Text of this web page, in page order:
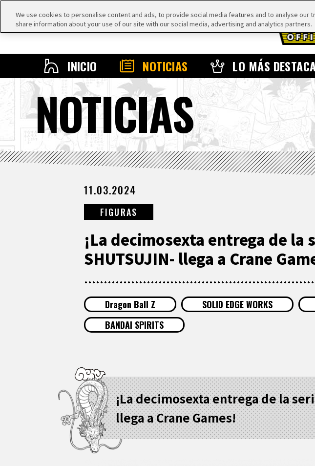
INICIO NOTICIAS LO MÁS
NOTICIAS
11.03.2024
FIGURAS
¡La decimosexta entrega de la
SHUTSUJIN- llega a Crane
Dragon Ball Z SOLID EDGE WORKS
BANDAI SPIRITS
¡La decimosexta entrega de la
llega a Crane Games!
We use cookies to personalise content and ads, to provide social media features and to analyse our
share information about your use of our site with our social media, advertising and analytics partners.